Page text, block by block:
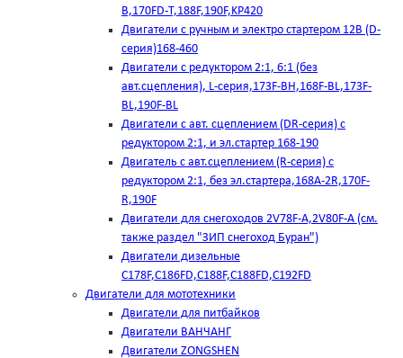
B,170FD-T,188F,190F,KP420
Двигатели с ручным и электро стартером 12В (D-
серия)168-460
Двигатели с редуктором 2:1, 6:1 (без
авт.сцепления), L-серия,173F-BH,168F-BL,173F-
BL,190F-BL
Двигатели с авт. сцеплением (DR-серия) с
редуктором 2:1, и эл.стартер 168-190
Двигатель с авт.сцеплением (R-серия) с
редуктором 2:1, без эл.стартера,168А-2R,170F-
R,190F
Двигатели для снегоходов 2V78F-A,2V80F-A (см.
также раздел "ЗИП снегоход Буран")
Двигатели дизельные
C178F,С186FD,C188F,C188FD,C192FD
Двигатели для мототехники
Двигатели для питбайков
Двигатели ВАНЧАНГ
Двигатели ZONGSHEN